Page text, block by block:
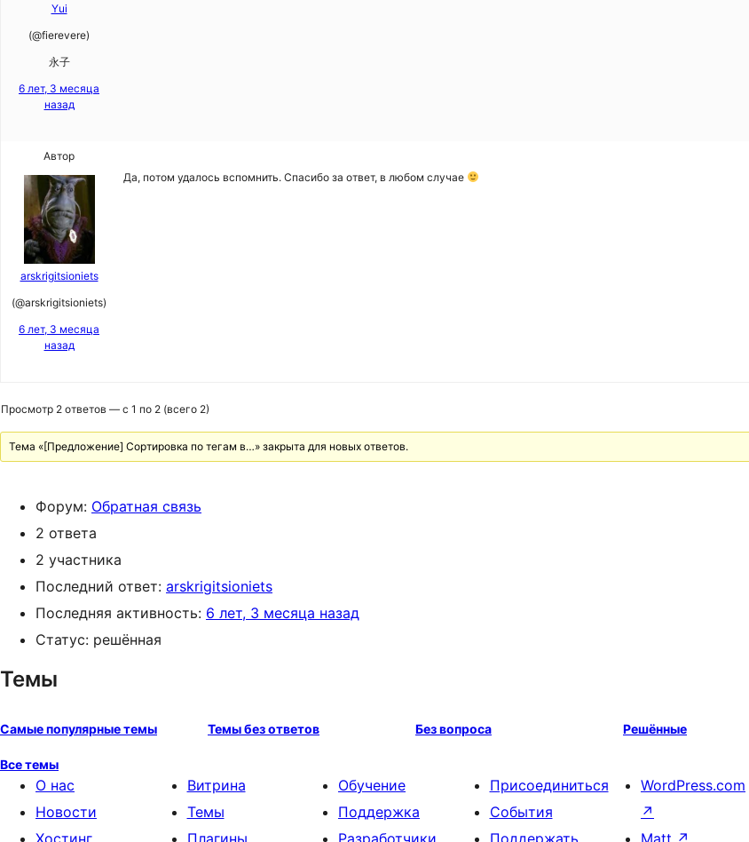
Yui
(@fierevere)
永子
6 лет, 3 месяца
назад
Автор
arskrigitsioniets
(@arskrigitsioniets)
6 лет, 3 месяца
назад
Да, потом удалось вспомнить. Спасибо за ответ, в любом случае
Просмотр 2 ответов — с 1 по 2 (всего 2)
Тема «[Предложение] Сортировка по тегам в…» закрыта для новых ответов.
Форум: Обратная связь
2 ответа
2 участника
Последний ответ: arskrigitsioniets
Последняя активность: 6 лет, 3 месяца назад
Статус: решённая
Темы
Самые популярные темы Темы без ответов Без вопроса Решённые
Все темы
О нас
Новости
Хостинг
Витрина
Темы
Плагины
Обучение
Поддержка
Разработчики
Присоединиться
События
Поддержать
WordPress.com
↗
Matt ↗